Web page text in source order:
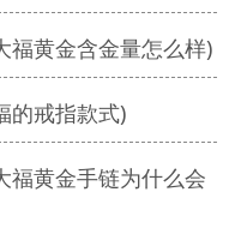
福黄金含金量怎么样)
的戒指款式)
福黄金手链为什么会